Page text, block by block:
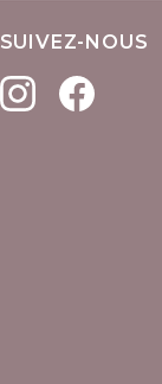
SUIVEZ-NOUS